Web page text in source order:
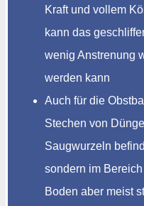
Kraft und vollem
kann das
wenig Anstrenung
werden kann
Auch für die
Stechen von
Saugwurzeln
sondern im
Boden aber meist